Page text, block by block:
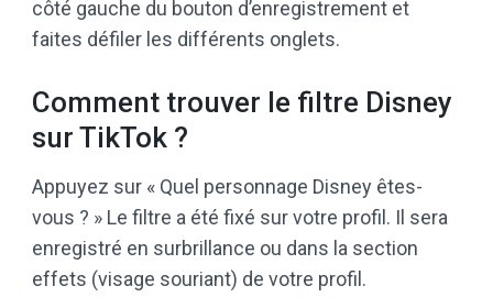
côté gauche du bouton d’enregistrement et
faites défiler les différents onglets.
Comment trouver le filtre Disney
sur TikTok ?
Appuyez sur « Quel personnage Disney êtes-
vous ? » Le filtre a été fixé sur votre profil. Il sera
enregistré en surbrillance ou dans la section
effets (visage souriant) de votre profil.